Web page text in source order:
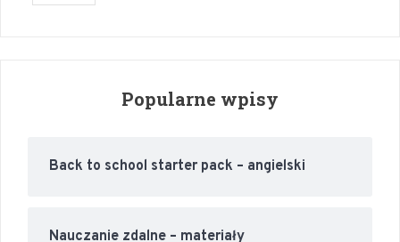
Popularne wpisy
Back to school starter pack – angielski
Nauczanie zdalne – materiały